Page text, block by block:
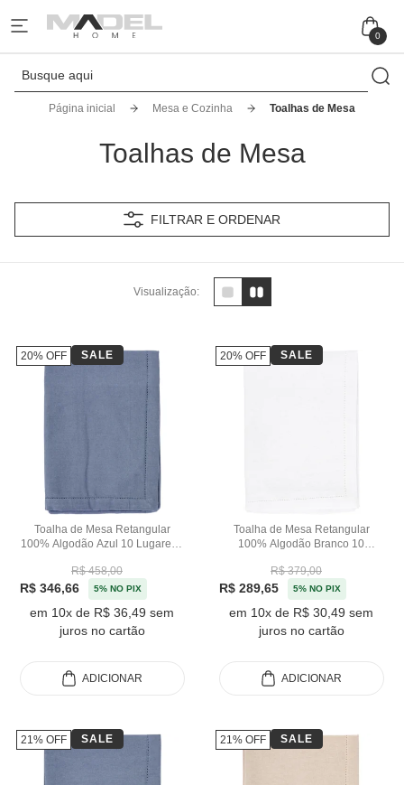
0
Página inicial Mesa e Cozinha Toalhas de Mesa
Toalhas de Mesa
FILTRAR E ORDENAR
Visualização:
Toalha de Mesa Retangular
100% Algodão Azul 10 Lugares -
R$ 458,00
R$ 346,66 5% NO PIX
em 10x de R$ 36,49 sem
juros no cartão
20% OFF SALE
ADICIONAR
Toalha de Mesa Retangular
100% Algodão Branco 10
R$ 379,00
R$ 289,65 5% NO PIX
em 10x de R$ 30,49 sem
juros no cartão
20% OFF SALE
ADICIONAR
21% OFF SALE 21% OFF SALE